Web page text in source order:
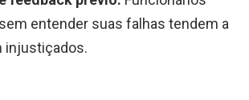
entender suas falhas tendem a
injustiçados.